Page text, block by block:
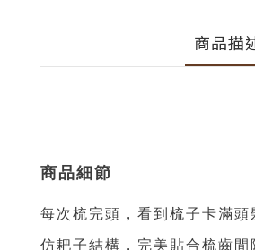
商品描
商品細節
每次梳完頭，看到梳子卡滿
仿耙子結構，完美貼合梳齒間